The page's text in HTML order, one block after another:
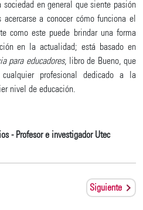
en general que siente pasión
a conocer cómo funciona el
como este puede brindar una forma
en la actualidad; está basado en
para educadores, libro de Bueno, que
profesional dedicado a la
nivel de educación.
- Profesor e investigador Utec
Siguiente